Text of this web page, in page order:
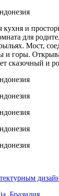
кухня и
для
Мост,
горы.
сказочный и
Бразилия